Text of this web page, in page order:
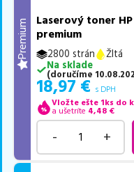
Premium
Laserový toner
premium
2800 strán
Žltá
Na sklade
(doručíme
18,97 € s DPH
Vložte ešte 1ks do
a ušetríte 4,48 €
- +